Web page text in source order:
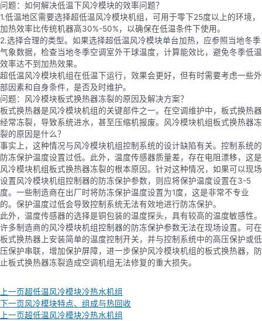
问题：如何解决低温下风冷模块的效率问题？
1.低温地区需要选择超低温风冷模块机组，可用于零下25度以上的环境，
加热效率比传统机器高30%-50%，以确保在低温条件下使用。
2.选择合理的类型。如果选择超低温风冷模块单台加热，应参照当地冬季
气象数据，检查当地冬季空调室外干球温度，计算能效比，避免冬季低温
效率达不到加热效果。
超低温风冷模块机组在低温下运行，效果会更好，但有时需要考虑一些外
部因素和自身条件，是否及时维护。
问题：风冷模块板式换热器冻裂的原因及解决方案？
板式换热器是风冷模块机组的关键部件之一。在空调维护中，板式换热器
经常冻裂，导致系统进水，甚至压缩机报废。风冷模块机组板式换热器冻
裂的原因是什么？
事实上，这种情况与风冷模块机组控制系统的设计缺陷有关。控制系统的
防冻保护温度设置过低。此外，温度传感器质量差，存在电阻漂移，这是
风冷模块机组板式换热器冻裂的根本原因。针对这种情况，如果可以现场
设置风冷模块机组控制器的防冻保护参数，则应将保护温度设置在3-5
度。一些制造商在出厂时将防冻保护温度设置为1度，这是非常不专业
的。保护温度过低会导致控制系统无法有效地进行防冻保护。
此外，温度传感器的选择是铜包装的温度探头，具有较高的温度敏感性。
许多制造商的风冷模块机组控制器的防冻保护参数无法在现场设置。可在
板式换热器上安装简单的温度控制开关，并与控制系统中的高压保护或低
压保护串联，增加保护屏障，进一步保护风冷模块机组的板式换热器，防
止板式换热器冻裂造成空调机组无法修复的重大损失。
上一页超低温风冷模块冷热水机组
下一页风冷模块特点、组成与热回收
上一页超低温风冷模块冷热水机组